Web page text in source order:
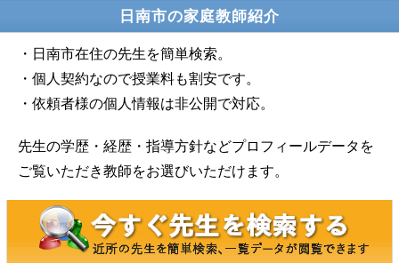
日南市の家庭教師紹介
・日南市在住の先生を簡単検索。
・個人契約なので授業料も割安です。
・依頼者様の個人情報は非公開で対応。
先生の学歴・経歴・指導方針などプロフィールデータを
ご覧いただき教師をお選びいただけます。